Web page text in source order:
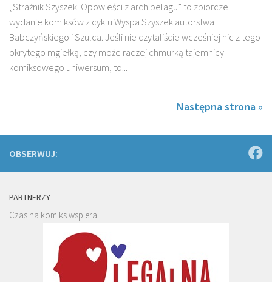
„Strażnik Szyszek. Opowieści z archipelagu” to zbiorcze
wydanie komiksów z cyklu Wyspa Szyszek autorstwa
Babczyńskiego i Szulca. Jeśli nie czytaliście wcześniej nic z tego
okrytego mgiełką, czy może raczej chmurką tajemnicy
komiksowego uniwersum, to...
Następna strona »
OBSERWUJ:
PARTNERZY
Czas na komiks wspiera: